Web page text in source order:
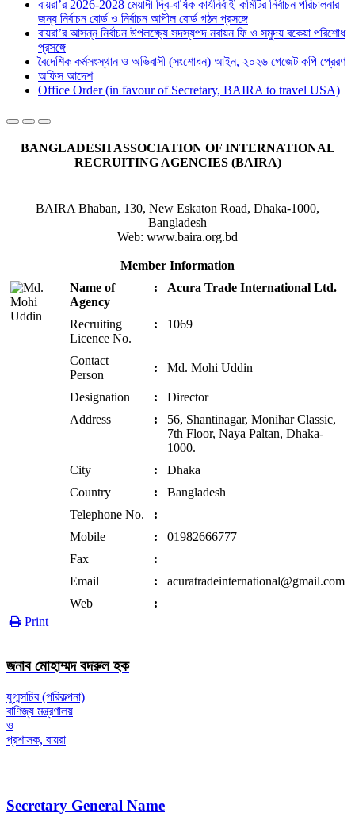
বায়রা’র 2026-2028 মেয়াদী দ্বি-বার্ষিক কার্যনির্বাহী কমিটির নির্বাচন পরিচালনার
জন্য নির্বাচন বোর্ড ও নির্বাচন আপীল বোর্ড গঠন প্রসঙ্গে
বায়রা’র আসন্ন নির্বাচন উপলক্ষ্যে সদস্যপদ নবায়ন ফি ও সমুদয় বকেয়া পরিশোধ
প্রসঙ্গে
বৈদেশিক কর্মসংস্থান ও অভিবাসী (সংশোধন) আইন, ২০২৬ গেজেট কপি প্রেরণ
অফিস আদেশ
Office Order (in favour of Secretary, BAIRA to travel USA)
BANGLADESH ASSOCIATION OF INTERNATIONAL
RECRUITING AGENCIES (BAIRA)
BAIRA Bhaban, 130, New Eskaton Road, Dhaka-1000,
Bangladesh
Web: www.baira.org.bd
Member Information
Name of
Agency
: Acura Trade International Ltd.
Recruiting
Licence No.
: 1069
Contact
Person
: Md. Mohi Uddin
Designation :
Director
Address
:
56, Shantinagar, Monihar Classic,
7th Floor, Naya Paltan, Dhaka-
1000.
City
:
Dhaka
Country
:
Bangladesh
Telephone No.
:
Mobile
:
01982666777
Fax
:
Email
:
acuratradeinternational@gmail.com
Web
:
Print
জনাব মোহাম্মদ বদরুল হক
যুগ্মসচিব (পরিকল্পনা)
বাণিজ্য মন্ত্রণালয়
ও
প্রশাসক, বায়রা
Secretary General Name